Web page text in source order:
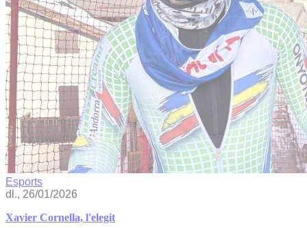
Esports
dl., 26/01/2026
Xavier Cornella, l'elegit